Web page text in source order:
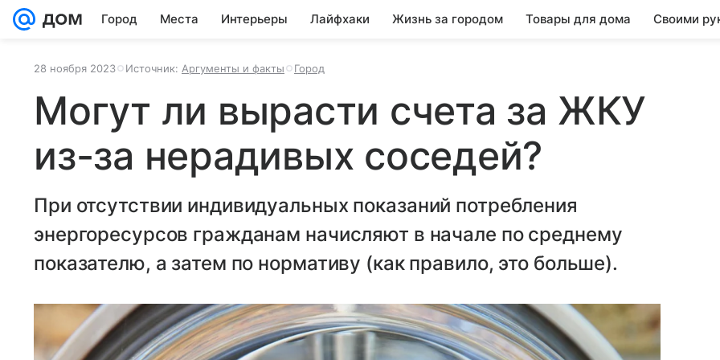
Город Места Интерьеры Лайфхаки Жизнь за городом Товары для дома Своими
28 ноября 2023 Источник: Аргументы и факты Город
Могут ли вырасти счета за ЖКУ
из-за нерадивых соседей?
При отсутствии индивидуальных показаний потребления
энергоресурсов гражданам начисляют в начале по среднему
показателю, а затем по нормативу (как правило, это больше).